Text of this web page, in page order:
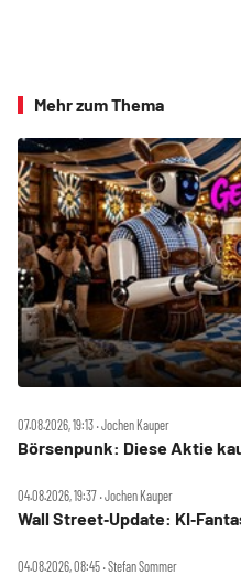
Mehr zum Thema
07.08.2026, 19:13 ‧ Jochen Kauper
Börsenpunk: Diese Aktie
04.08.2026, 19:37 ‧ Jochen Kauper
Wall Street‑Update:
04.08.2026, 08:45 ‧ Stefan Sommer